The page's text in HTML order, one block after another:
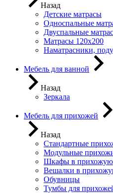
Назад
Детские матрасы
Односпальные
Двуспальные
Матрасы 120х200
Наматрасники,
Мебель для ванной
Назад
Зеркала
Мебель для прихожей
Назад
Стандартные
Модульные
Шкафы в прихожую
Вешалки в
Обувницы
Тумбы для